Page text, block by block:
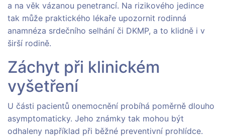
a na věk vázanou penetrancí. Na rizikového jedince
tak může praktického lékaře upozornit rodinná
anamnéza srdečního selhání či DKMP, a to klidně i v
širší rodině.
Záchyt při klinickém
vyšetření
U části pacientů onemocnění probíhá poměrně dlouho
asymptomaticky. Jeho známky tak mohou být
odhaleny například při běžné preventivní prohlídce.